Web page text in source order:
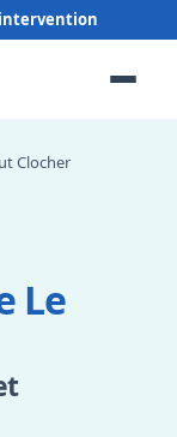
Clocher
Le